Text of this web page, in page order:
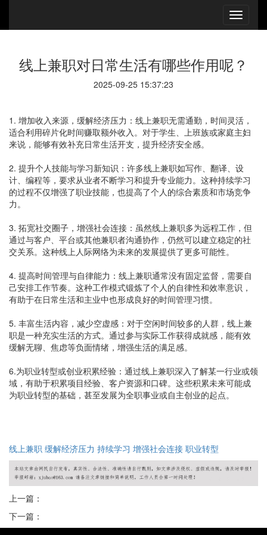
线上兼职对日常生活有哪些作用呢？
2025-09-25 15:37:23
1. 增加收入来源，缓解经济压力：线上兼职无需通勤，时间灵活，
适合利用碎片化时间赚取额外收入。对于学生、上班族或家庭主妇
来说，能够有效补充日常生活开支，提升经济安全感。
2. 提升个人技能与学习新知识：许多线上兼职如写作、翻译、设
计、编程等，要求从业者不断学习和提升专业能力。这种持续学习
的过程不仅增强了职业技能，也提高了个人的综合素质和市场竞争
力。
3. 拓宽社交圈子，增强社会连接：虽然线上兼职多为远程工作，但
通过与客户、平台或其他兼职者沟通协作，仍然可以建立稳定的社
交关系。这种线上人际网络为未来的发展提供了更多可能性。
4. 提高时间管理与自律能力：线上兼职通常没有固定监督，需要自
己安排工作节奏。这种工作模式锻炼了个人的自律性和效率意识，
有助于在日常生活和主业中也形成良好的时间管理习惯。
5. 丰富生活内容，减少空虚感：对于空闲时间较多的人群，线上兼
职是一种充实生活的方式。通过参与实际工作获得成就感，能有效
缓解无聊、焦虑等负面情绪，增强生活的满足感。
6.为职业转型或创业积累经验：通过线上兼职深入了解某一行业或领
域，有助于积累项目经验、客户资源和口碑。这些积累未来可能成
为职业转型的基础，甚至发展为全职事业或自主创业的起点。
线上兼职 缓解经济压力 持续学习 增强社会连接 职业转型
上一篇：
下一篇：